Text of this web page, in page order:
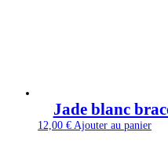
Jade blanc
12,00 € Ajouter au panier